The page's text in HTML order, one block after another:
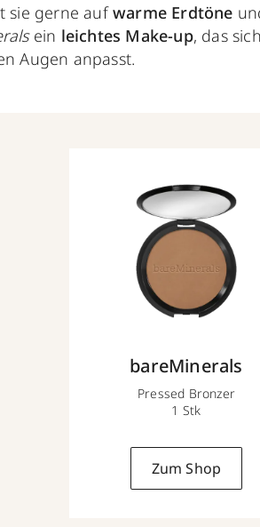
sie gerne aufwarme Erdtöne
ein leichtes Make-up, das
Augen anpasst.
bareMinerals
Pressed Bronzer
1 Stk
Zum Shop